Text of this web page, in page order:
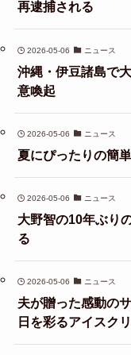
再逮捕される
2026-05-06 ニュース
沖縄・伊豆諸島で
意喚起
2026-05-06 ニュース
夏にぴったりの簡
2026-05-06 ニュース
大野智の10年ぶり
る
2026-05-06 ニュース
夫が贈った感動の
日を彩るアイスク